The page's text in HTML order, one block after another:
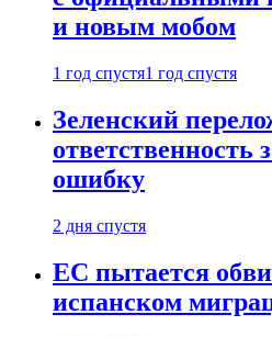
и новым мобом
1 год спустя1 год спустя
Зеленский
ответственность
ошибку
2 дня спустя
ЕС пытается
испанском